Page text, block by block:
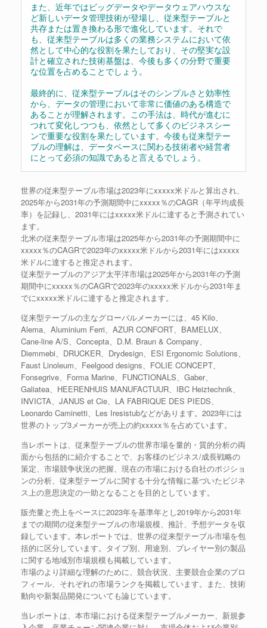
また、近年ではビッグデータやデータウェアハウスな
ど新しいデータ管理技術が登場し、従来型テーブルと
共存または置き換わる形で進化しています。それで
も、従来型テーブルは多くの業務システムにおいて依
然として中心的な役割を果たしており、その堅実な設
計と確立された技術基盤は、今後も多くの分野で重要
な位置を占めることでしょう。
最終的に、従来型テーブルはそのシンプルさと効率性
から、データの管理において非常に価値のある構造で
あることが理解されます。この手法は、時代が進むに
つれて変化しつつも、依然として多くのビジネスシー
ンで重要な役割を果たしています。今後も従来型テー
ブルの理解は、データベースに関わる技術者や経営者
にとって必須の知識であると言えるでしょう。
世界の従来型テーブル市場は2023年にxxxxx米ドルと算出され、
2025年から2031年の予測期間中にxxxxx％のCAGR（年平均成長
率）を記録し、2031年にはxxxxx米ドルに達すると予測されてい
ます。
北米の従来型テーブル市場は2025年から2031年の予測期間中に
xxxxx％のCAGRで2023年のxxxxx米ドルから2031年にはxxxxx
米ドルに達すると推定されます。
従来型テーブルのアジア太平洋市場は2025年から2031年の予測
期間中にxxxxx％のCAGRで2023年のxxxxx米ドルから2031年ま
でにxxxxx米ドルに達すると推定されます。
従来型テーブルの主なグローバルメーカーには、45 Kilo、
Alema、Aluminium Ferri、AZUR CONFORT、BAMELUX、
Cane-line A/S、Concepta、D.M. Braun & Company、
Diemmebi、DRUCKER、Drydesign、ESI Ergonomic Solutions、
Faust Linoleum、Feelgood designs、FOLIE CONCEPT、
Fonsegrive、Forma Marine、FUNCTIONALS、Gaber、
Galiatea、HEERENHUIS MANUFACTUUR、IBC Heiztechnik、
INVICTA、JANUS et Cie、LA FABRIQUE DES PIEDS、
Leonardo Caminetti、Les Iresistubなどがあります。2023年には
世界のトップ3メーカーが売上の約xxxxx％を占めています。
当レポートは、従来型テーブルの世界市場を量的・質的分析の両
面から包括的に紹介することで、お客様のビジネス/成長戦略の
策定、市場競争状況の把握、現在の市場における自社のポジショ
ンの分析、従来型テーブルに関する十分な情報に基づいたビジネ
ス上の意思決定の一助となることを目的としています。
販売量と売上をベースに2023年を基準年とし2019年から2031年
までの期間の従来型テーブルの市場規模、推計、予想データを収
録しています。本レポートでは、世界の従来型テーブル市場を包
括的に区分しています。タイプ別、用途別、プレイヤー別の製品
に関する地域別市場規模も掲載しています。
市場のより詳細な理解のために、競合状況、主要競合企業のプロ
フィール、それぞれの市場ランクを掲載しています。また、技術
動向や新製品開発についても論じています。
当レポートは、本市場における従来型テーブルメーカー、新規参